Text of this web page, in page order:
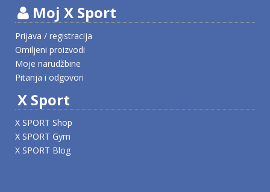
Moj X Sport
Prijava / registracija
Omiljeni proizvodi
Moje narudžbine
Pitanja i odgovori
X Sport
X SPORT Shop
X SPORT Gym
X SPORT Blog